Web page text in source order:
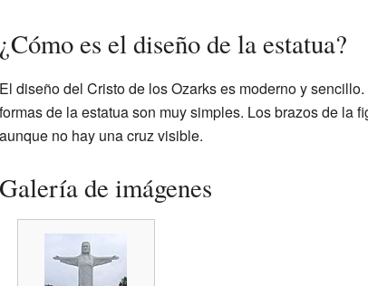
¿Cómo es el diseño de la estatua?
El diseño del Cristo de los Ozarks es moderno y
formas de la estatua son muy simples. Los brazos de la
aunque no hay una cruz visible.
Galería de imágenes